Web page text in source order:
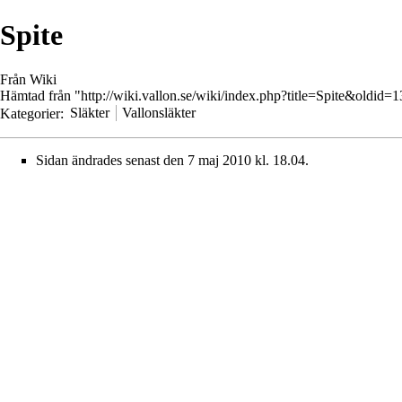
Spite
Från Wiki
Hämtad från "http://wiki.vallon.se/wiki/
Kategorier: Släkter Vallonsläkter
Sidan ändrades senast den 7 maj 2010 kl. 18.04.